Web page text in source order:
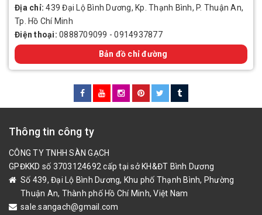
Địa chỉ:439 Đại Lộ Bình Dương, Kp. Thạnh Bình, P. Thuận An,
Tp. Hồ Chí Minh
Điện thoại: 0888709099 -0914937877
Bản đồ chỉ đường
Thông tin công ty
CÔNG TY TNHH SÀN GẠCH
GPĐKKD số 3703124692 cấp tại sở KH&ĐT Bình Dương
Số 439, Đại Lộ Bình Dương, Khu phố Thạnh Bình, Phường
Thuận An, Thành phố Hồ Chí Minh, Việt Nam
sale.sangach@gmail.com